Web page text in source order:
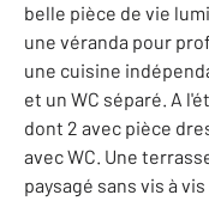
belle pièce de vie
une véranda pour
une cuisine
et un WC séparé. A
dont 2 avec pièce
avec WC. Une
paysagé sans vis à